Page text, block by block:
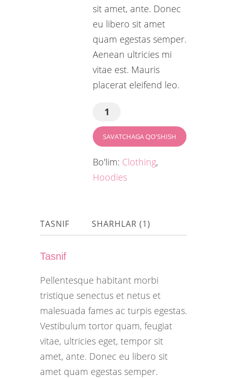
sit amet, ante. Donec
eu libero sit amet
quam egestas semper.
Aenean ultricies mi
vitae est. Mauris
placerat eleifend leo.
SAVATCHAGA QO'SHISH
Bo'lim: Clothing,
Hoodies
TASNIF SHARHLAR (1)
Tasnif
Pellentesque habitant morbi
tristique senectus et netus et
malesuada fames ac turpis egestas.
Vestibulum tortor quam, feugiat
vitae, ultricies eget, tempor sit
amet, ante. Donec eu libero sit
amet quam egestas semper.